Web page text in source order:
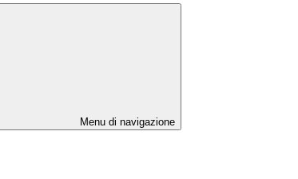
Menu di navigazione